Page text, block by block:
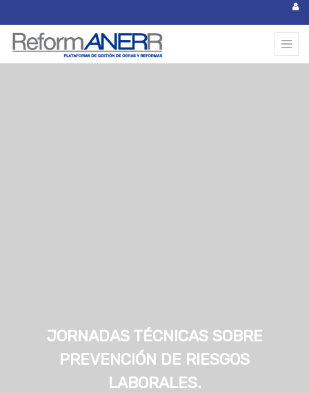
JORNADAS TÉCNICAS SOBRE
PREVENCIÓN DE RIESGOS
LABORALES.